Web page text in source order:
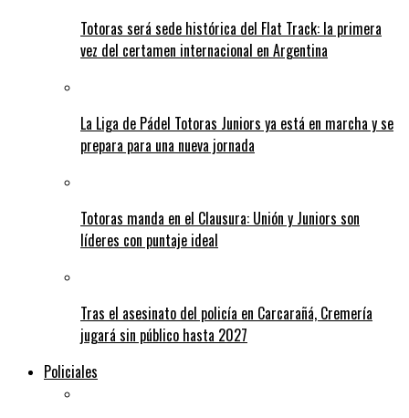
Totoras será sede histórica del Flat Track: la primera
vez del certamen internacional en Argentina
La Liga de Pádel Totoras Juniors ya está en marcha y se
prepara para una nueva jornada
Totoras manda en el Clausura: Unión y Juniors son
líderes con puntaje ideal
Tras el asesinato del policía en Carcarañá, Cremería
jugará sin público hasta 2027
Policiales